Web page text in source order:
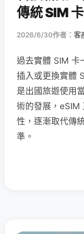
傳統 SIM 卡
2026/6/30作者： 客
過去實體 SIM 卡
插入或更換實體
是出國旅遊使用
術的發展，eSIM
性，逐漸取代傳
準。